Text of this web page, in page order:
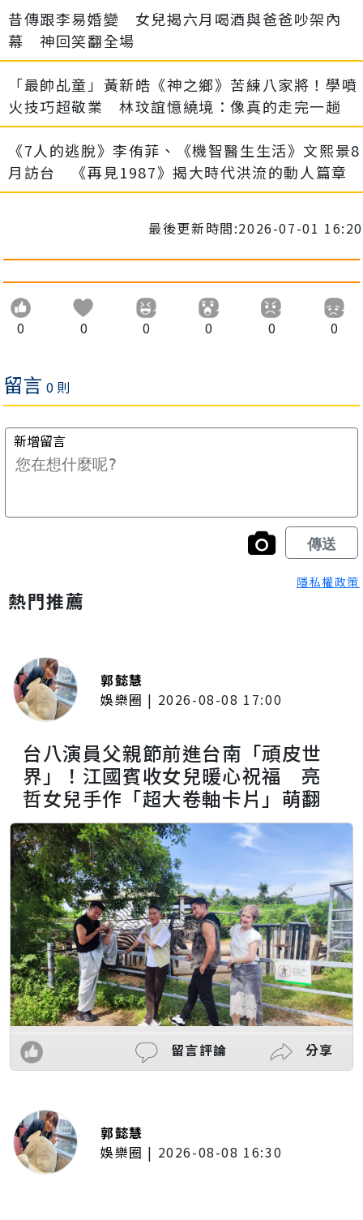
昔傳跟李易婚變 女兒揭六月喝酒與爸爸吵架內
幕 神回笑翻全場
「最帥乩童」黃新皓《神之鄉》苦練八家將！學噴
火技巧超敬業 林玟誼憶繞境：像真的走完一趟
《7人的逃脫》李侑菲、《機智醫生生活》文熙景8
月訪台 《再見1987》揭大時代洪流的動人篇章
最後更新時間:2026-07-01 16:20
0 0 0 0 0 0
隱私權政策
熱門推薦
郭懿慧
娛樂圈 | 2026-08-08 17:00
台八演員父親節前進台南「頑皮世
界」！江國賓收女兒暖心祝福 亮
哲女兒手作「超大卷軸卡片」萌翻
留言評論 分享
郭懿慧
娛樂圈 | 2026-08-08 16:30